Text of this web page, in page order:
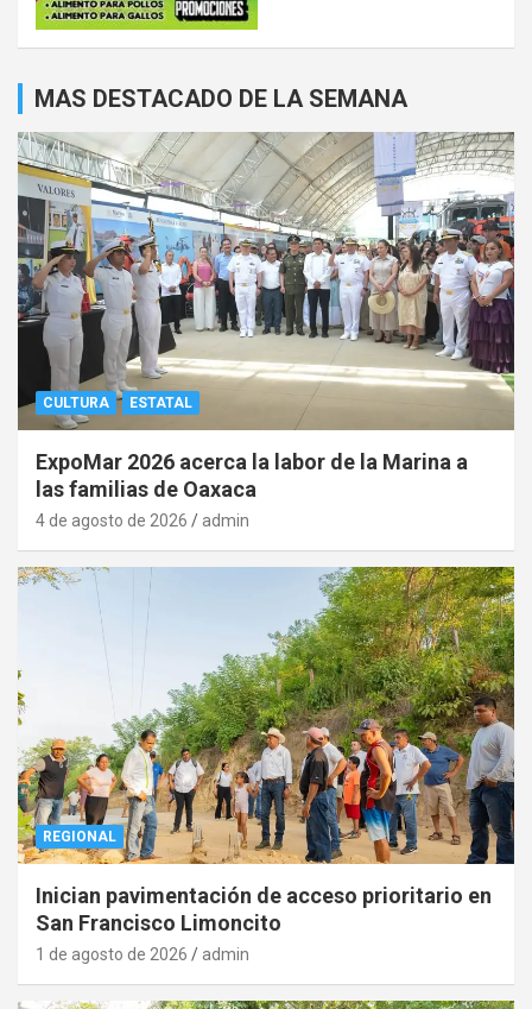
MAS DESTACADO DE LA SEMANA
CULTURA ESTATAL
ExpoMar 2026 acerca la labor de la Marina a
las familias de Oaxaca
4 de agosto de 2026 admin
REGIONAL
Inician pavimentación de acceso prioritario en
San Francisco Limoncito
1 de agosto de 2026 admin